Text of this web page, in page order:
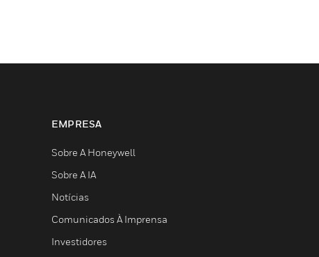
EMPRESA
Sobre A Honeywell
Sobre A IA
Notícias
Comunicados À Imprensa
Investidores